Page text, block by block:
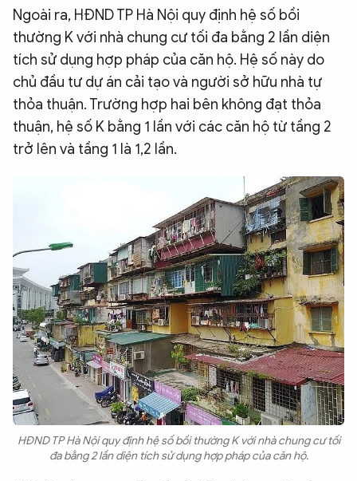
Ngoài ra, HĐND TP Hà Nội quy định hệ số bồi
thường K với nhà chung cư tối đa bằng 2 lần diện
tích sử dụng hợp pháp của căn hộ. Hệ số này do
chủ đầu tư dự án cải tạo và người sở hữu nhà tự
thỏa thuận. Trường hợp hai bên không đạt thỏa
thuận, hệ số K bằng 1 lần với các căn hộ từ tầng 2
trở lên và tầng 1 là 1,2 lần.
HĐND TP Hà Nội quy định hệ số bồi thường K với nhà chung cư tối
đa bằng 2 lần diện tích sử dụng hợp pháp của căn hộ.